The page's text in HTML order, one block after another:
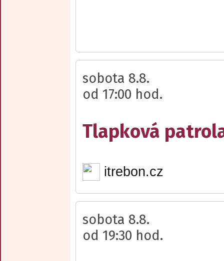
sobota 8.8.
od 17:00 hod.
Tlapková
itrebon.cz
sobota 8.8.
od 19:30 hod.